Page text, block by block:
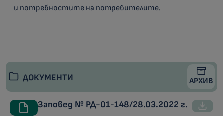
и потребностите на потребителите.
ДОКУМЕНТИ АРХИВ
Заповед № РД-01-148/28.03.2022 г.